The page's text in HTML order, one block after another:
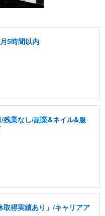
5時間以内
業なし/副業&ネイル&服
得実績あり」/キャリアア